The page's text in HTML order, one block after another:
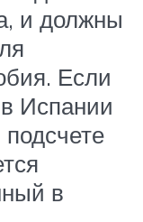
и должны
Если
Испании
в